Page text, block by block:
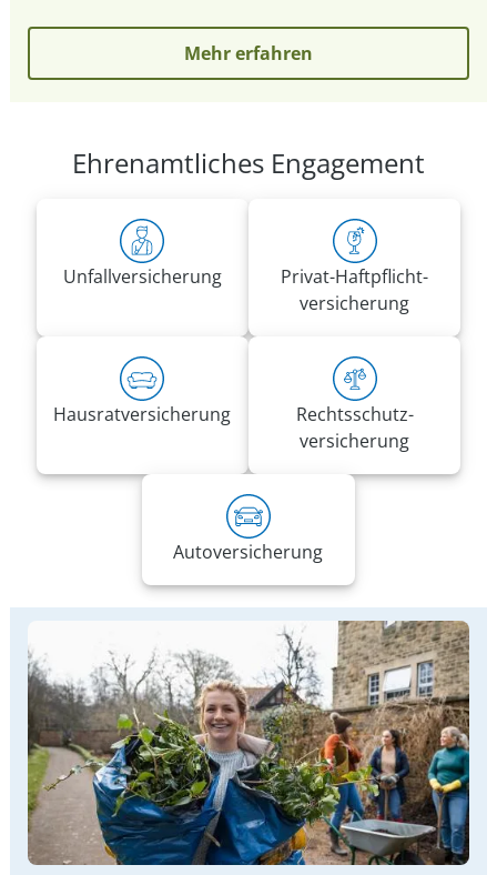
Mehr erfahren
Ehrenamtliches Engagement
Unfall­versicherung
Privat-Haft­pflicht­
versicherung
Hausrat­versicherung
Rechts­schutz­
versicherung
Auto­versicherung